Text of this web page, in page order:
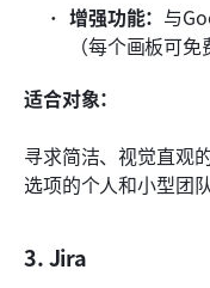
增强功能： 与
（每个画板可
适合对象：
寻求简洁、视觉直观
选项的个人和小型团队
3. Jira